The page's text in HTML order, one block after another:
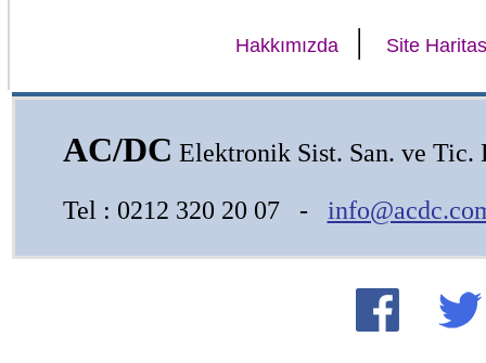
Hakkımızda| Site
AC/DC Elektronik Sist. San. ve Tic.
Tel : 0212 320 20 07 -